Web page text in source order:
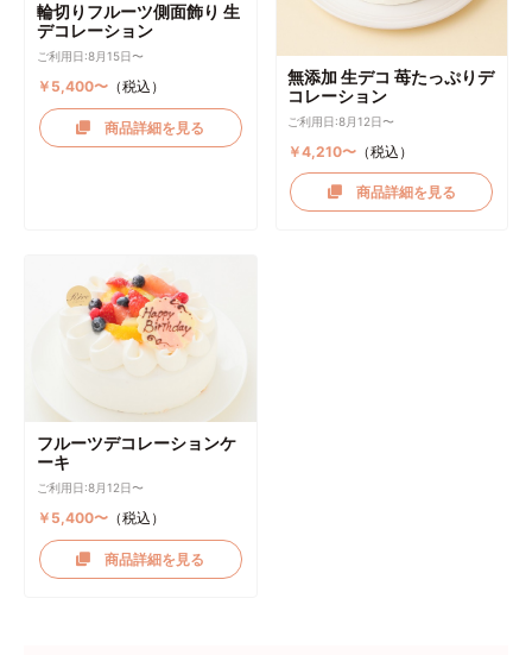
輪切りフルーツ側面飾り 生
デコレーション
ご利用日:8月15日〜
￥5,400〜（税込）
商品詳細を見る
無添加 生デコ 苺たっぷりデ
コレーション
ご利用日:8月12日〜
￥4,210〜 （税込）
商品詳細を見る
フルーツデコレーションケ
ーキ
ご利用日:8月12日〜
￥5,400〜（税込）
商品詳細を見る